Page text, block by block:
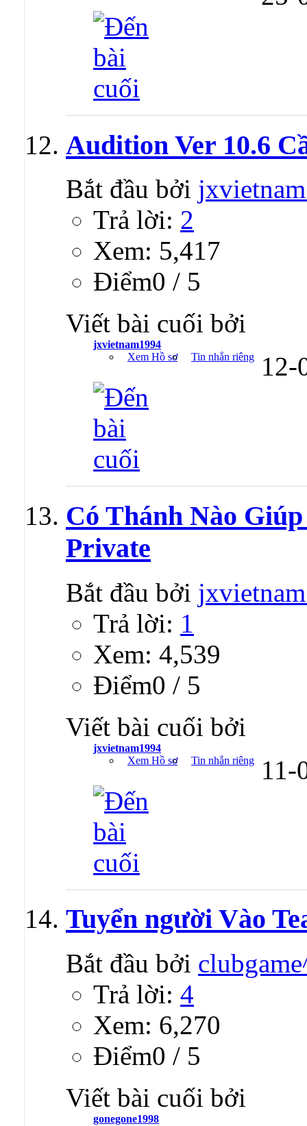
Audition Ver 10.6
Bắt đầu bởi
Trả lời: 2
Xem: 5,417
Ðiểm0 / 5
Viết bài cuối bởi
jxvietnam1994
Xem Hồ sơ
Tin nhắn riêng
Có Thánh Nào
Private
Bắt đầu bởi
Trả lời: 1
Xem: 4,539
Ðiểm0 / 5
Viết bài cuối bởi
jxvietnam1994
Xem Hồ sơ
Tin nhắn riêng 11-
Tuyển người Vào
Bắt đầu bởi
Trả lời: 4
Xem: 6,270
Ðiểm0 / 5
Viết bài cuối bởi
gonegone1998